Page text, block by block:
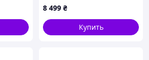
8 499 ₴
Купить